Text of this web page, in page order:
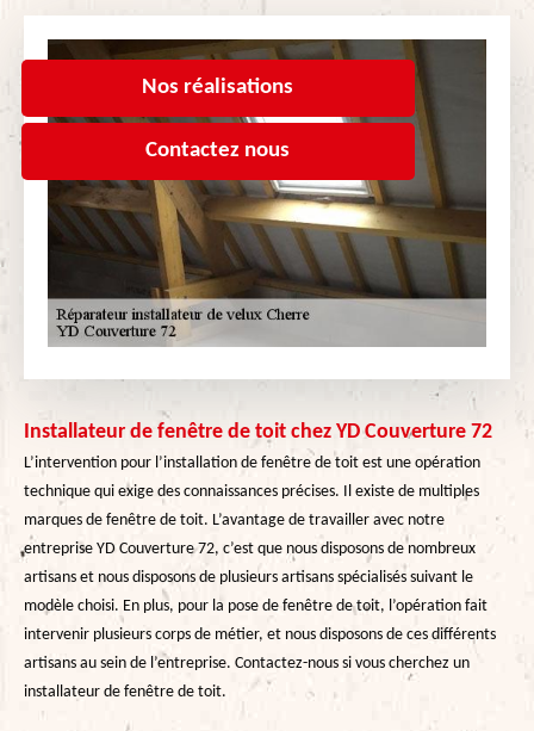
Nos réalisations
Contactez nous
Installateur de fenêtre de toit chez YD Couverture 72
L’intervention pour l’installation de fenêtre de toit est une opération
technique qui exige des connaissances précises. Il existe de multiples
marques de fenêtre de toit. L’avantage de travailler avec notre
entreprise YD Couverture 72, c’est que nous disposons de nombreux
artisans et nous disposons de plusieurs artisans spécialisés suivant le
modèle choisi. En plus, pour la pose de fenêtre de toit, l’opération fait
intervenir plusieurs corps de métier, et nous disposons de ces différents
artisans au sein de l’entreprise. Contactez-nous si vous cherchez un
installateur de fenêtre de toit.